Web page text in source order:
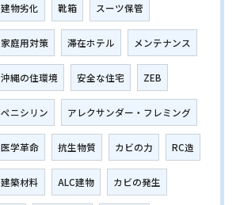
建物劣化 靴箱 スーツ保管
家庭用対策 滞在ホテル メンテナンス
沖縄の住環境 安全な住宅 ZEB
ペニシリン アレクサンダー・フレミング
医学革命 抗生物質 カビの力 RC造
建築材料 ALC建物 カビの発生